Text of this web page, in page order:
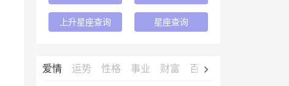
上升星座查询 星座查询
爱情 运势 性格 事业 财富 百科